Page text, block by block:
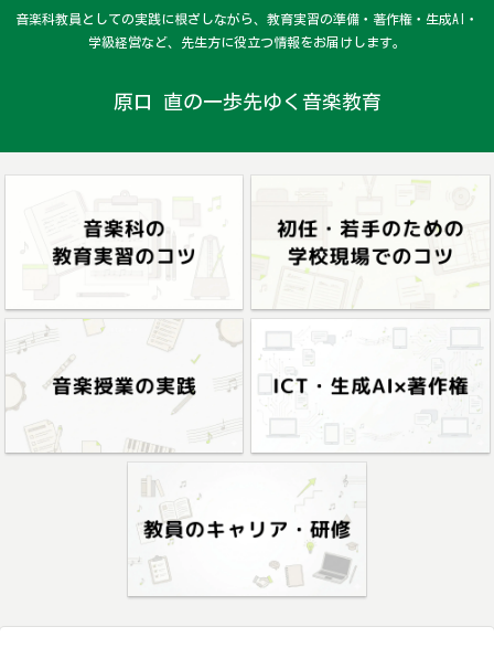
音楽科教員としての実践に根ざしながら、教育実習の準備・著作権・生成AI・
学級経営など、先生方に役立つ情報をお届けします。
原口 直の一歩先ゆく音楽教育